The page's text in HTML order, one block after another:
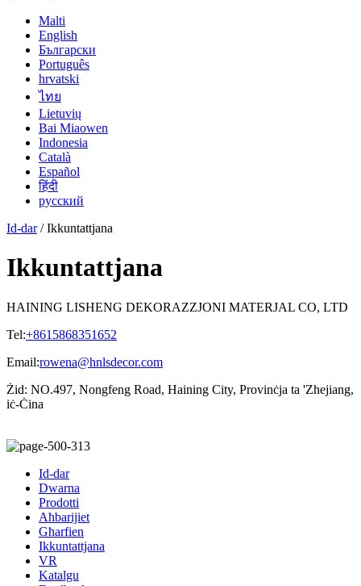
Malti
English
Български
Português
hrvatski
ไทย
Lietuvių
Bai Miaowen
Indonesia
Català
Español
हिंदी
русский
Id-dar/ Ikkuntattjana
Ikkuntattjana
HAINING LISHENG DEKORAZZJONI MATERJAL CO, LTD
Tel:+8615868351652
Email:rowena@hnlsdecor.com
Żid: NO.497, Nongfeng Road, Haining City, Provinċja ta 'Zhejiang,
iċ-Ċina
Id-dar
Dwarna
Prodotti
Aħbarijiet
Għarfien
Ikkuntattjana
VR
Katalgu